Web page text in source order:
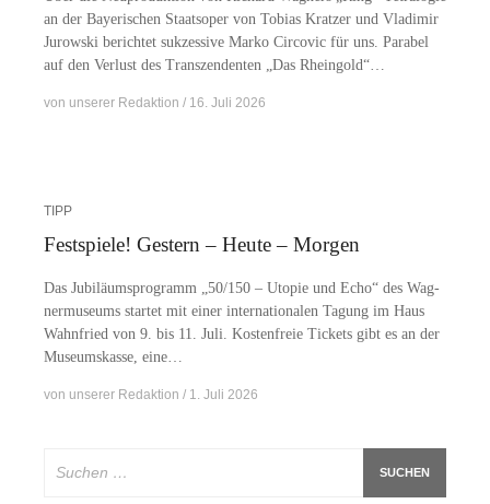
an der Baye­ri­schen Staats­oper von To­bi­as Krat­zer und Vla­di­mir
Ju­row­ski be­rich­tet suk­zes­si­ve Mar­ko Cir­co­vic für uns. Pa­ra­bel
auf den Ver­lust des Tran­szen­den­ten „Das Rheingold“…
von unserer Redaktion 16. Juli 2026
TIPP
Festspiele! Gestern – Heute – Morgen
Das Ju­bi­lä­ums­pro­gramm „50/150 – Uto­pie und Echo“ des Wag­
ner­mu­se­ums star­tet mit ei­ner in­ter­na­tio­na­len Ta­gung im Haus
Wahn­fried von 9. bis 11. Juli. Kos­ten­freie Ti­ckets gibt es an der
Mu­se­ums­kas­se, eine…
von unserer Redaktion 1. Juli 2026
nach: